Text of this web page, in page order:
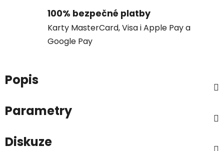
100% bezpečné platby
Karty MasterCard, Visa i Apple Pay a
Google Pay
Popis
Parametry
Diskuze